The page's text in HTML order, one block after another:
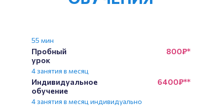
55 мин
Пробный
урок
800₽*
4 занятия в месяц
Индивидуальное
обучение
6400₽**
4 занятия в месяц индивидуально